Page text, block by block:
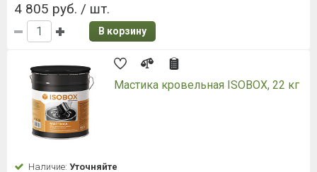
4 805 руб. / шт.
В корзину
Мастика кровельная ISOBOX, 22 кг
Наличие: Уточняйте